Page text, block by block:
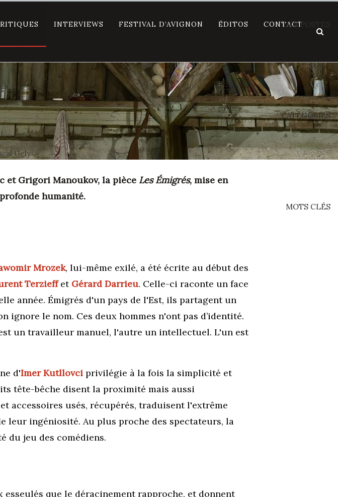
DES POSTES
CATÉGORIES
MOTS CLÉS
INTERVIEWS FESTIVAL D’AVIGNON ÉDITOS CONTACT
Gely
et Grigori Manoukov, la pièce Les Émigrés, mise en
humanité.
Mrozek, lui-même exilé, a été écrite au début des
Terzieffet Gérard Darrieu. Celle-ci raconte un face
année. Émigrés d'un pays de l'Est, ils partagent un
ignore le nom. Ces deux hommes n'ont pas d’identité.
un travailleur manuel, l'autre un intellectuel. L'un est
d'Imer Kutllovci privilégie à la fois la simplicité et
tête-bêche disent la proximité mais aussi
accessoires usés, récupérés, traduisent l'extrême
leur ingéniosité. Au plus proche des spectateurs, la
du jeu des comédiens.
que le déracinement rapproche, et donnent